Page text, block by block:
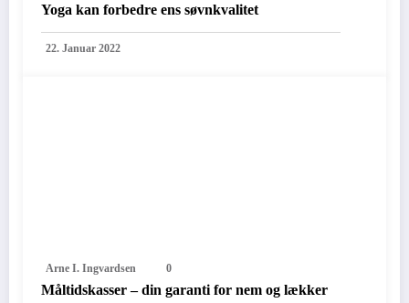
Yoga kan forbedre ens søvnkvalitet
22. Januar 2022
Arne I. Ingvardsen 0
Måltidskasser – din garanti for nem og lækker